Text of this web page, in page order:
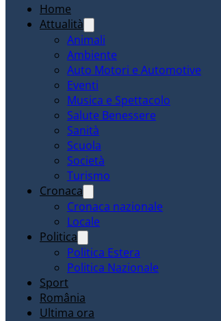
Home
Attualità
Animali
Ambiente
Auto Motori e Automotive
Eventi
Musica e Spettacolo
Salute Benessere
Sanità
Scuola
Società
Turismo
Cronaca
Cronaca nazionale
Locale
Politica
Politica Estera
Politica Nazionale
Sport
România
Ultima ora